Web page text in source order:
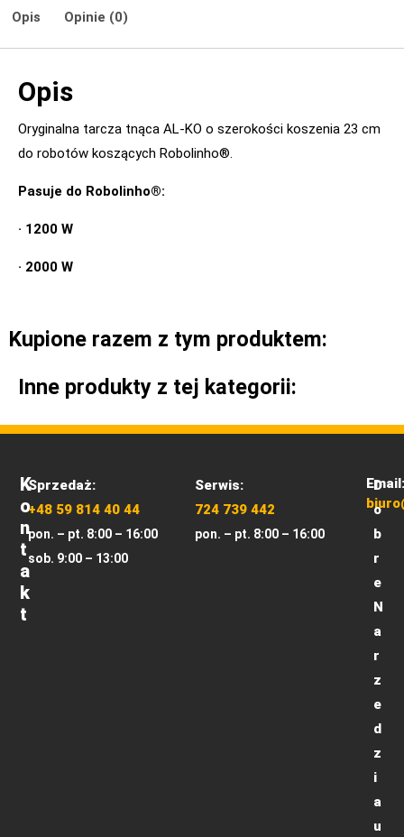
Opis Opinie (0)
Opis
Oryginalna tarcza tnąca AL-KO o szerokości koszenia 23 cm
do robotów koszących Robolinho®.
Pasuje do Robolinho®:
· 1200 W
· 2000 W
Kupione razem z tym produktem:
Inne produkty z tej kategorii:
K
O
N
T
A
K
T
Sprzedaż:
+48 59 814 40 44
pon. – pt. 8:00 – 16:00
sob. 9:00 – 13:00
Serwis:
724 739 442
pon. – pt. 8:00 – 16:00
Email:
D
o
b
r
e
N
a
r
z
e
d
z
i
a
u